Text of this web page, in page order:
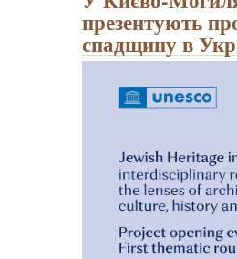
презентують
спадщину в